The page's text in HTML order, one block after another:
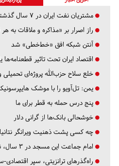
مشتریان نفت ایران در ۷ سال گذشته +فیلم
راز اصرار بر «مذاکره و ملاقات
آنتن شبکه افق «خط‌خطی» شد
اقتصاد ایران تحت تاثیر قطعنامه‌ها
خلع سلاح حزب‌الله پروژه‌ای
یمن: تل‌آویو را با موشک
پنج درس‌ حمله به قطر برای ما
خوشحالی بانک‌ها از گرانی دلار
چه کسی پشت ذهنیت ویرانگر
امام جماعت این مسجد در ۳ سال، نمازگزاران را ۴ برابر کرد
راه‌گذرهای ترانزیتی، سپر